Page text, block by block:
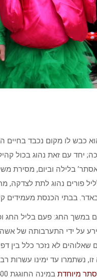
פורים איננו “יום טוב”[1], אך הוא כבש לו
יחד עם זאת נהוג בכול
בלילה וביום, מסירת
פורים נהוג לתת לצדקה,
בבתי הכנסת מעמידים
במשך החג: פעם בליל החג
על ידי התערבותה של
שאלוהים לא נזכר כלל בין
נשתמרו עד ימינו עשרות
מיוחדת